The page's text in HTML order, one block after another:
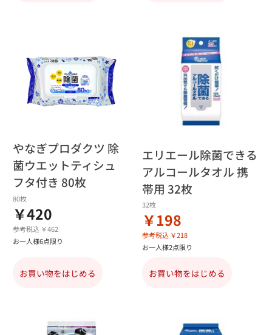
やなぎプロダクツ 除
菌ウエットティシュ
フタ付き 80枚
80枚
￥420
参考税込 ￥462
お一人様6点限り
お買い物をはじめる
エリエール除菌できる
アルコールタオル 携
帯用 32枚
32枚
￥198
参考税込 ￥218
お一人様2点限り
お買い物をはじめる